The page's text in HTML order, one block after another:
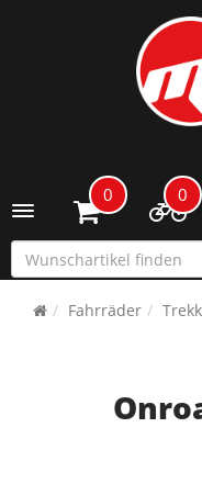
Toggle navigation
0 0
Fahrräder